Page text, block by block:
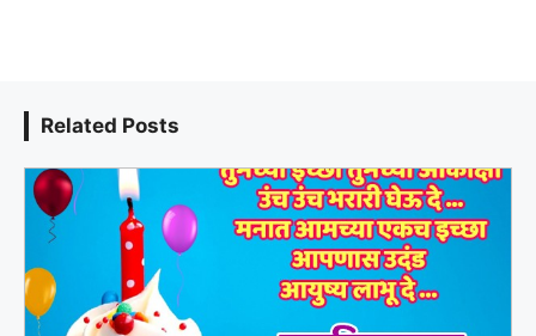
Related Posts